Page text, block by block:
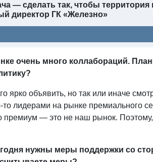
— сделать так, чтобы
директор ГК «Железно»
очень много коллабораций.
ярко объявить, но так или иначе
лидерами на рынке премиального
премиум — это не наш рынок.
нужны меры поддержки со